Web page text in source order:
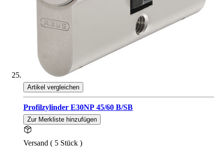
Artikel vergleichen
Profilzylinder E30NP 45/60 B/SB
Zur Merkliste hinzufügen
Versand ( 5 Stück )